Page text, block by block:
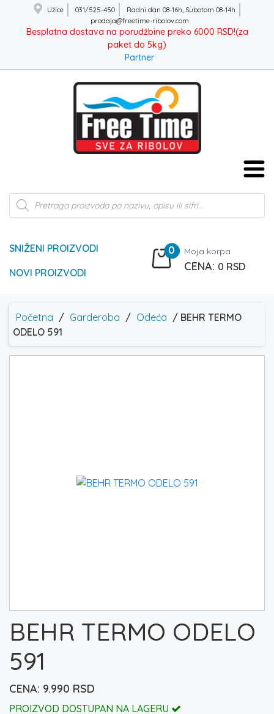
Užice 031/525-450
Radni dan 08-16h, Subotom 08-14h
prodaja@freetime-ribolov.com
Besplatna dostava na porudžbine preko 6000 RSD!(za
paket do 5kg)
Partner
Products
search
SNIŽENI PROIZVODI
NOVI PROIZVODI
0 Moja korpa
0 RSD
Početna / Garderoba / Odeća / BEHR TERMO
ODELO 591
BEHR TERMO ODELO
591
9.990 RSD
PROIZVOD DOSTUPAN NA LAGERU